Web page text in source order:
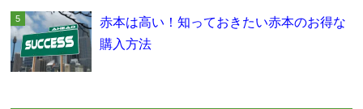
赤本は高い！知っておきたい赤本のお得な
購入方法